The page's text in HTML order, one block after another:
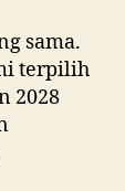
sama.
terpilih
2028